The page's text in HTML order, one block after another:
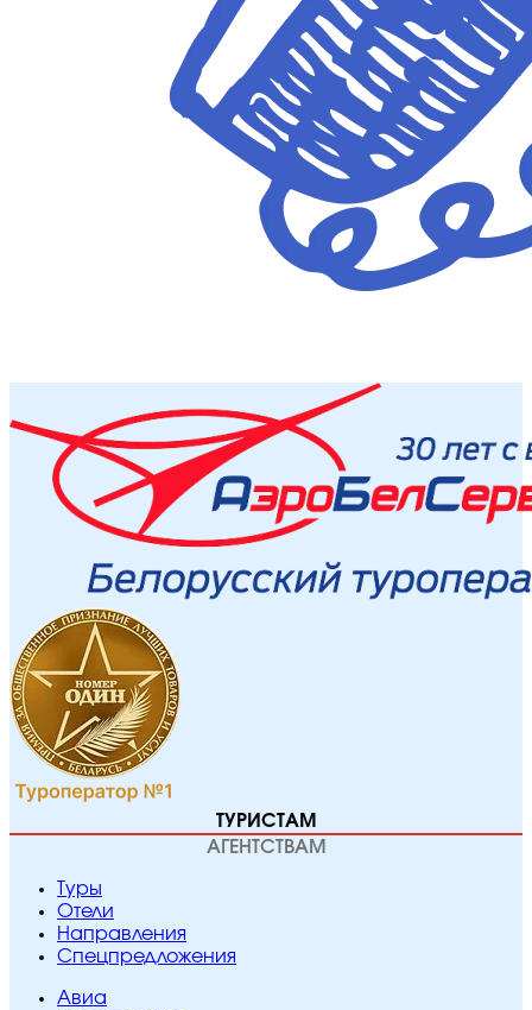
ТУРИСТАМ
АГЕНТСТВАМ
Туры
Отели
Направления
Спецпредложения
Авиа